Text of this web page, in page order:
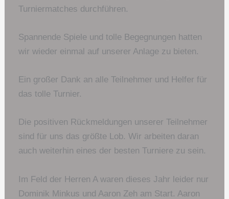
Turniermatches durchführen.
Spannende Spiele und tolle Begegnungen hatten
wir wieder einmal auf unserer Anlage zu bieten.
Ein großer Dank an alle Teilnehmer und Helfer für
das tolle Turnier.
Die positiven Rückmeldungen unserer Teilnehmer
sind für uns das größte Lob. Wir arbeiten daran
auch weiterhin eines der besten Turniere zu sein.
Im Feld der Herren A waren dieses Jahr leider nur
Dominik Minkus und Aaron Zeh am Start. Aaron